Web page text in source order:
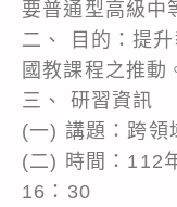
要普通型高級中
二、 目的：提
國教課程之推動
三、 研習資訊
(一) 講題：跨領
(二) 時間：112
16：30